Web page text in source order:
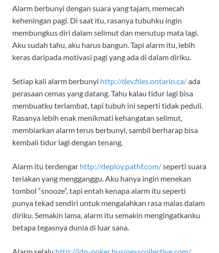
Alarm berbunyi dengan suara yang tajam, memecah
keheningan pagi. Di saat itu, rasanya tubuhku ingin
membungkus diri dalam selimut dan menutup mata lagi.
Aku sudah tahu, aku harus bangun. Tapi alarm itu, lebih
keras daripada motivasi pagi yang ada di dalam diriku.
Setiap kali alarm berbunyi http://dev.files.ontario.ca/ada
perasaan cemas yang datang. Tahu kalau tidur lagi bisa
membuatku terlambat, tapi tubuh ini seperti tidak peduli.
Rasanya lebih enak menikmati kehangatan selimut,
membiarkan alarm terus berbunyi, sambil berharap bisa
kembali tidur lagi dengan tenang.
Alarm itu terdengar http://deploy.pathf.com/seperti suara
teriakan yang mengganggu. Aku hanya ingin menekan
tombol “snooze”, tapi entah kenapa alarm itu seperti
punya tekad sendiri untuk mengalahkan rasa malas dalam
diriku. Semakin lama, alarm itu semakin mengingatkanku
betapa tegasnya dunia di luar sana.